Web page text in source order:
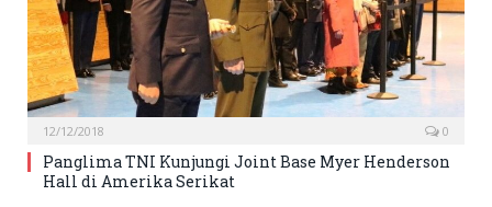
12/12/2018 0
Panglima TNI Kunjungi Joint Base Myer Henderson
Hall di Amerika Serikat